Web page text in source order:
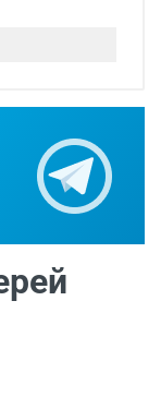
образцами